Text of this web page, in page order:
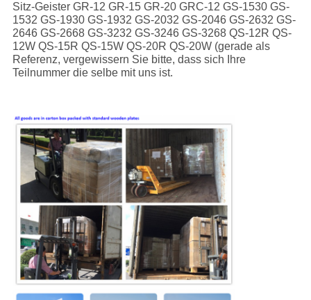
Sitz-Geister GR-12 GR-15 GR-20 GRC-12 GS-1530 GS-
1532 GS-1930 GS-1932 GS-2032 GS-2046 GS-2632 GS-
2646 GS-2668 GS-3232 GS-3246 GS-3268 QS-12R QS-
12W QS-15R QS-15W QS-20R QS-20W (gerade als
Referenz, vergewissern Sie bitte, dass sich Ihre
Teilnummer die selbe mit uns ist.